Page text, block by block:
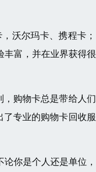
沃尔玛卡、携程卡
富，并在业界获得
购物卡总是带给人
专业的购物卡回收
论你是个人还是单位